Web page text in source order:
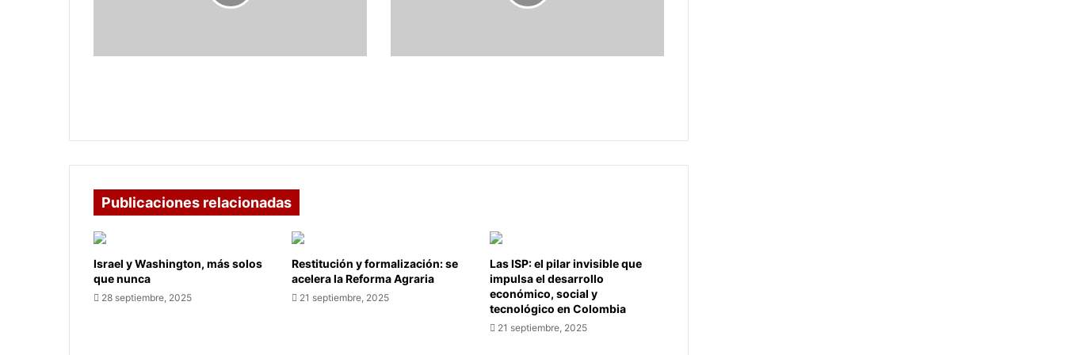
y
el
Publicaciones relacionadas
Israel y Washington, más solos
que nunca
28 septiembre, 2025
Restitución y formalización: se
acelera la Reforma Agraria
21 septiembre, 2025
Las ISP: el pilar invisible que
impulsa el desarrollo
económico, social y
tecnológico en Colombia
21 septiembre, 2025